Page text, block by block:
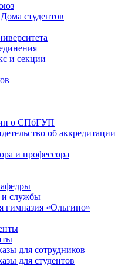
студентов
и секции
о СПбГУП
об аккредитации
и профессора
и службы
гимназия «Ольгино»
для сотрудников
для студентов